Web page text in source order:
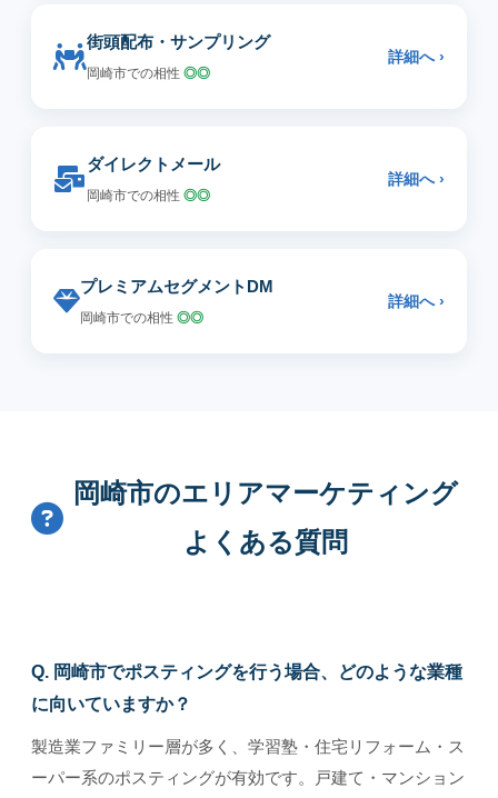
街頭配布・サンプリング
岡崎市での相性 ◎◎
詳細へ ›
ダイレクトメール
岡崎市での相性 ◎◎
詳細へ ›
プレミアムセグメントDM
岡崎市での相性 ◎◎
詳細へ ›
岡崎市のエリアマーケティング
よくある質問
Q. 岡崎市でポスティングを行う場合、どのような業種
に向いていますか？
製造業ファミリー層が多く、学習塾・住宅リフォーム・ス
ーパー系のポスティングが有効です。戸建て・マンション